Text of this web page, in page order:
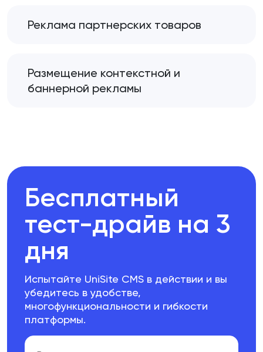
Реклама партнерских товаров
Размещение контекстной и
баннерной рекламы
Бесплатный
тест-драйв на 3
дня
Испытайте UniSite CMS в действии и вы
убедитесь в удобстве,
многофункциональности и гибкости
платформы.